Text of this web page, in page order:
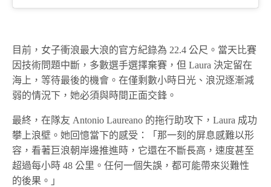
目前，女子衝浪最大浪的官方紀錄為 22.4 公尺。當天比賽
因技術問題中斷，多數選手選擇棄賽，但 Laura 決定留在
海上，等待最後的機會。在僅剩數小時日光、浪況逐漸減
弱的情況下，她必須與時間正面交鋒。
最終，在隊友 Antonio Laureano 的拖行助攻下，Laura 成功
攀上浪壁。她回憶當下的感受：「那一刻的屏息感難以形
容，看著巨浪朝岸邊推進時，它還在不斷長高，速度甚至
超過每小時 48 公里。任何一個失誤，都可能帶來災難性
的後果。」